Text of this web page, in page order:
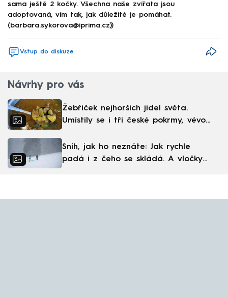
sama ještě 2 kočky. Všechna naše zvířata jsou
adoptovaná, vím tak, jak důležité je pomáhat.
(barbara.sykorova@iprima.cz))
Vstup do diskuze
Návrhy pro vás
Žebříček nejhorších jídel světa.
Umístily se i tři české pokrmy, vévodí
Sníh, jak ho neznáte: Jak rychle
padá i z čeho se skládá. A vločky